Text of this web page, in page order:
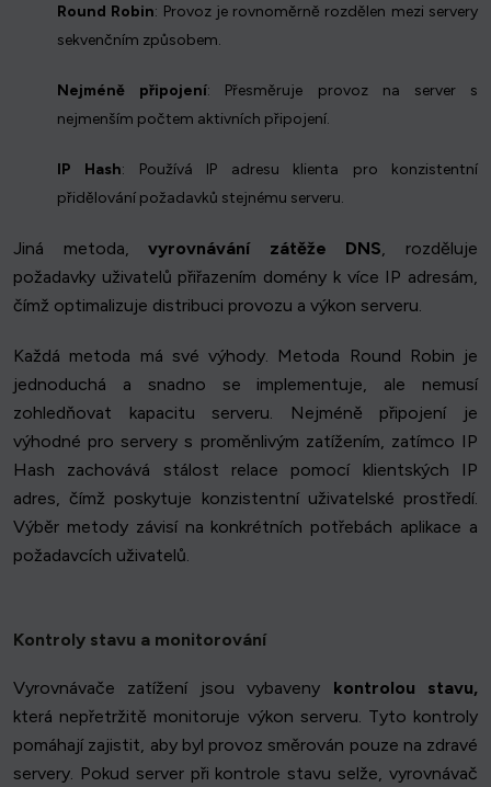
Round Robin: Provoz je rovnoměrně rozdělen mezi servery
sekvenčním způsobem.
Nejméně připojení: Přesměruje provoz na server s
nejmenším počtem aktivních připojení.
IP Hash: Používá IP adresu klienta pro konzistentní
přidělování požadavků stejnému serveru.
Jiná metoda,vyrovnávání zátěže DNS, rozděluje
požadavky uživatelů přiřazením domény k více IP adresám,
čímž optimalizuje distribuci provozu a výkon serveru.
Každá metoda má své výhody. Metoda Round Robin je
jednoduchá a snadno se implementuje, ale nemusí
zohledňovat kapacitu serveru. Nejméně připojení je
výhodné pro servery s proměnlivým zatížením, zatímco IP
Hash zachovává stálost relace pomocí klientských IP
adres, čímž poskytuje konzistentní uživatelské prostředí.
Výběr metody závisí na konkrétních potřebách aplikace a
požadavcích uživatelů.
Kontroly stavu a monitorování
Vyrovnávače zatížení jsou vybaveny kontrolou stavu,
která nepřetržitě monitoruje výkon serveru. Tyto kontroly
pomáhají zajistit, aby byl provoz směrován pouze na zdravé
servery. Pokud server při kontrole stavu selže, vyrovnávač